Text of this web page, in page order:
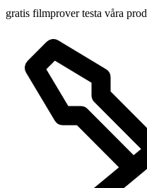
gratis filmprover testa våra